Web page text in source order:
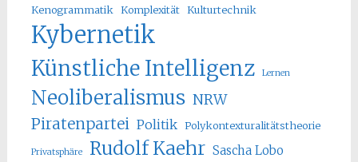
Kenogrammatik Komplexität Kulturtechnik
Kybernetik
Künstliche Intelligenz Lernen
Neoliberalismus NRW
Piratenpartei Politik Polykontexturalitätstheorie
Privatsphäre Rudolf Kaehr Sascha Lobo